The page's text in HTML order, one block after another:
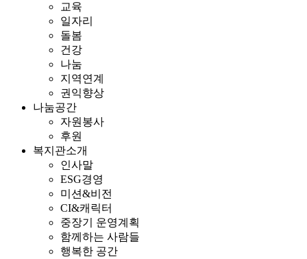
교육
일자리
돌봄
건강
나눔
지역연계
권익향상
나눔공간
자원봉사
후원
복지관소개
인사말
ESG경영
미션&비전
CI&캐릭터
중장기 운영계획
함께하는 사람들
행복한 공간